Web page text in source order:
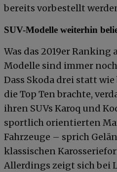
bereits vorbestellt
SUV-Modelle weiterhin
Was das 2019er Ranking
Modelle sind immer
Dass Skoda drei statt
die Top Ten brachte,
ihren SUVs Karoq und
sportlich orientierten
Fahrzeuge – sprich
klassischen
Allerdings zeigt sich bei